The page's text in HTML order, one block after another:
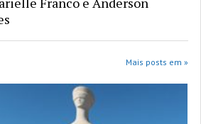
Mais posts em »